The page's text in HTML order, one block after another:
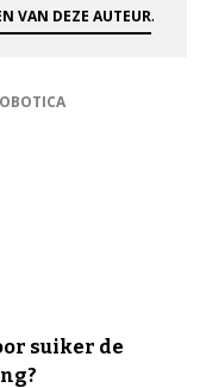
VAN DEZE AUTEUR.
suiker de